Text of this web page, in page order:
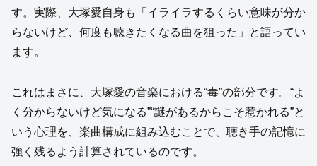
す。実際、大塚愛自身も「イライラするくらい意味が分か
らないけど、何度も聴きたくなる曲を狙った」と語ってい
ます。
これはまさに、大塚愛の音楽における“毒”の部分です。“よ
く分からないけど気になる”“謎があるからこそ惹かれる”と
いう心理を、楽曲構成に組み込むことで、聴き手の記憶に
強く残るよう計算されているのです。